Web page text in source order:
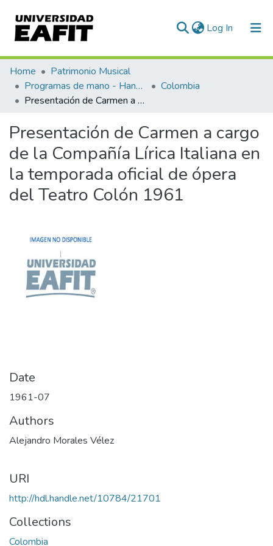
Log In (current)
Communities & Collections
All of DSpace
Home
Patrimonio Musical
Programas de mano - Hand programs
Colombia
Presentación de Carmen a cargo de la Compañía Lírica Italiana en la temporada oficial de ópera del Teatro Colón 1961
Presentación de Carmen a cargo
de la Compañía Lírica Italiana en
la temporada oficial de ópera
del Teatro Colón 1961
Date
1961-07
Authors
Alejandro Morales Vélez
URI
http://hdl.handle.net/10784/21701
Collections
Colombia